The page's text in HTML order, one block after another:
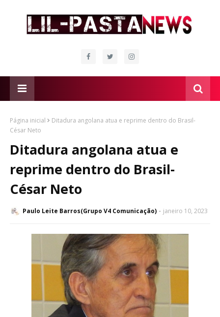
Página inicial
Ditadura angolana atua e reprime dentro do Brasil-
César Neto
Ditadura angolana atua e
reprime dentro do Brasil-
César Neto
Paulo Leite Barros(Grupo V4 Comunicação) janeiro 10, 2023